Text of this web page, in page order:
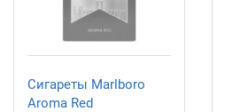
Сигареты Marlboro
Aroma Red